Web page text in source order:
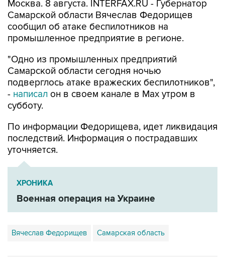
Москва. 8 августа. INTERFAX.RU - Губернатор
Самарской области Вячеслав Федорищев
сообщил об атаке беспилотников на
промышленное предприятие в регионе.
"Одно из промышленных предприятий
Самарской области сегодня ночью
подверглось атаке вражеских беспилотников",
- написал он в своем канале в Max утром в
субботу.
По информации Федорищева, идет ликвидация
последствий. Информация о пострадавших
уточняется.
ХРОНИКА
Военная операция на Украине
Вячеслав Федорищев Самарская область